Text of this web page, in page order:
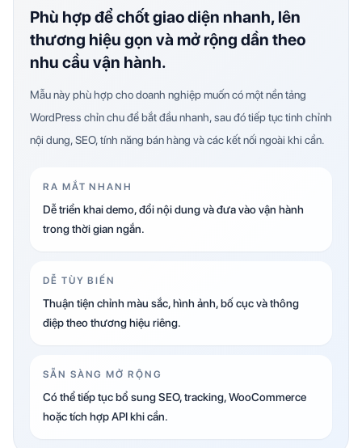
Phù hợp để chốt giao diện nhanh, lên
thương hiệu gọn và mở rộng dần theo
nhu cầu vận hành.
Mẫu này phù hợp cho doanh nghiệp muốn có một nền tảng
WordPress chỉn chu để bắt đầu nhanh, sau đó tiếp tục tinh chỉnh
nội dung, SEO, tính năng bán hàng và các kết nối ngoài khi cần.
RA MẮT NHANH
Dễ triển khai demo, đổi nội dung và đưa vào vận hành
trong thời gian ngắn.
DỄ TÙY BIẾN
Thuận tiện chỉnh màu sắc, hình ảnh, bố cục và thông
điệp theo thương hiệu riêng.
SẴN SÀNG MỞ RỘNG
Có thể tiếp tục bổ sung SEO, tracking, WooCommerce
hoặc tích hợp API khi cần.